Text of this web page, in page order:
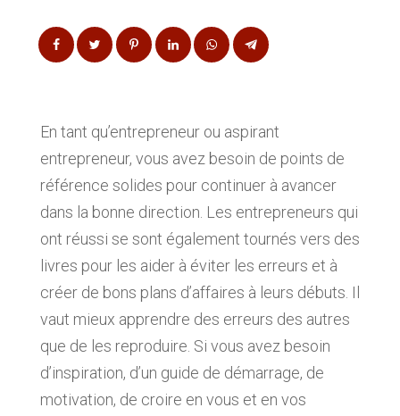
En tant qu’entrepreneur ou aspirant
entrepreneur, vous avez besoin de points de
référence solides pour continuer à avancer
dans la bonne direction. Les entrepreneurs qui
ont réussi se sont également tournés vers des
livres pour les aider à éviter les erreurs et à
créer de bons plans d’affaires à leurs débuts. Il
vaut mieux apprendre des erreurs des autres
que de les reproduire. Si vous avez besoin
d’inspiration, d’un guide de démarrage, de
motivation, de croire en vous et en vos